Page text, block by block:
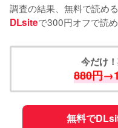
調査の結果、無料で読め
DLsiteで300円オフで読
今だけ
880円
無料で